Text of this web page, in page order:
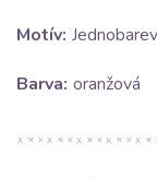
Motív:
Barva: oranžová